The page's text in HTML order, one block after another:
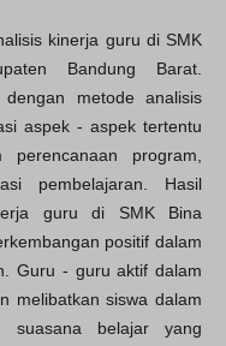
kinerja guru di SMK
Bandung Barat.
dengan metode analisis
aspek - aspek tertentu
program,
pembelajaran. Hasil
guru di SMK Bina
positif dalam
Guru - guru aktif dalam
melibatkan siswa dalam
suasana belajar yang